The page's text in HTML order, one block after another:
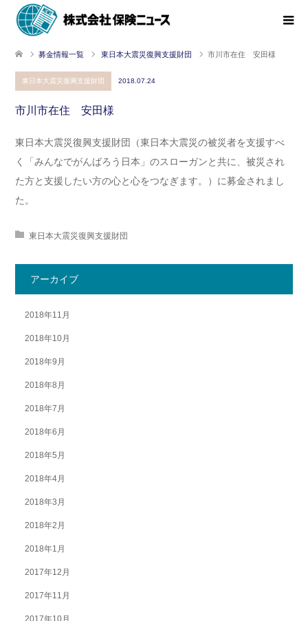
募金情報一覧 東日本大震災復興支援財団 市川市在住 安田様
東日本大震災復興支援財団 2018.07.24
市川市在住 安田様
東日本大震災復興支援財団（東日本大震災の被災者を支援すべ
く「みんなでがんばろう日本」のスローガンと共に、被災され
た方と支援したい方の心と心をつなぎます。）に募金されまし
た。
東日本大震災復興支援財団
アーカイブ
2018年11月
2018年10月
2018年9月
2018年8月
2018年7月
2018年6月
2018年5月
2018年4月
2018年3月
2018年2月
2018年1月
2017年12月
2017年11月
2017年10月